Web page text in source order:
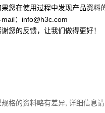
果您在使用过程中发现产品资料
： info@h3c.com
您的反馈，让我们做得更好！
格的资料略有差异, 详细信息